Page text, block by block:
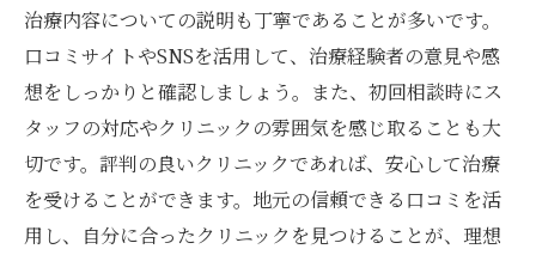
治療内容についての説明も丁寧であることが多いです。
口コミサイトやSNSを活用して、治療経験者の意見や感
想をしっかりと確認しましょう。また、初回相談時にス
タッフの対応やクリニックの雰囲気を感じ取ることも大
切です。評判の良いクリニックであれば、安心して治療
を受けることができます。地元の信頼できる口コミを活
用し、自分に合ったクリニックを見つけることが、理想